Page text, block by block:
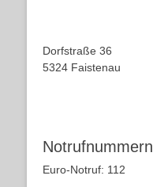
Dorfstraße 36
5324 Faistenau
Notrufnummern
Euro-Notruf: 112